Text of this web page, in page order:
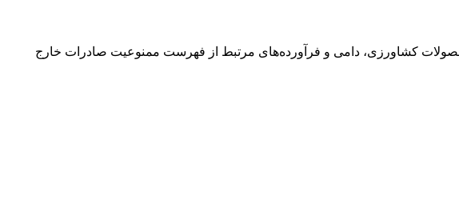
کشاورزی، دامی و فرآورده‌های مرتبط از فهرست ممنوعیت صادرات خارج